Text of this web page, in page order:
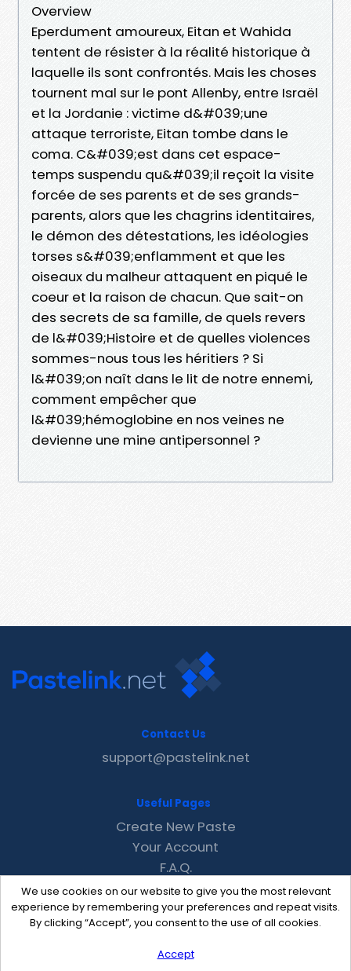
Overview
Eperdument amoureux, Eitan et Wahida
tentent de résister à la réalité historique à
laquelle ils sont confrontés. Mais les choses
tournent mal sur le pont Allenby, entre Israël
et la Jordanie : victime d&#039;une
attaque terroriste, Eitan tombe dans le
coma. C&#039;est dans cet espace-
temps suspendu qu&#039;il reçoit la visite
forcée de ses parents et de ses grands-
parents, alors que les chagrins identitaires,
le démon des détestations, les idéologies
torses s&#039;enflamment et que les
oiseaux du malheur attaquent en piqué le
coeur et la raison de chacun. Que sait-on
des secrets de sa famille, de quels revers
de l&#039;Histoire et de quelles violences
sommes-nous tous les héritiers ? Si
l&#039;on naît dans le lit de notre ennemi,
comment empêcher que
l&#039;hémoglobine en nos veines ne
devienne une mine antipersonnel ?
We use cookies on our website to give you the most relevant
experience by remembering your preferences and repeat visits.
By clicking “Accept”, you consent to the use of all cookies.
Accept
Contact Us
support@pastelink.net
Useful Pages
Create New Paste
Your Account
F.A.Q.
Recent
Contact